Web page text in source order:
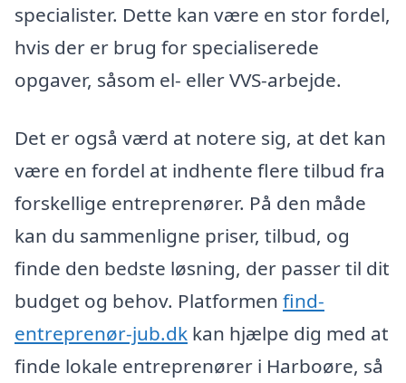
specialister. Dette kan være en stor fordel,
hvis der er brug for specialiserede
opgaver, såsom el- eller VVS-arbejde.
Det er også værd at notere sig, at det kan
være en fordel at indhente flere tilbud fra
forskellige entreprenører. På den måde
kan du sammenligne priser, tilbud, og
finde den bedste løsning, der passer til dit
budget og behov. Platformen find-
entreprenør-jub.dk kan hjælpe dig med at
finde lokale entreprenører i Harboøre, så